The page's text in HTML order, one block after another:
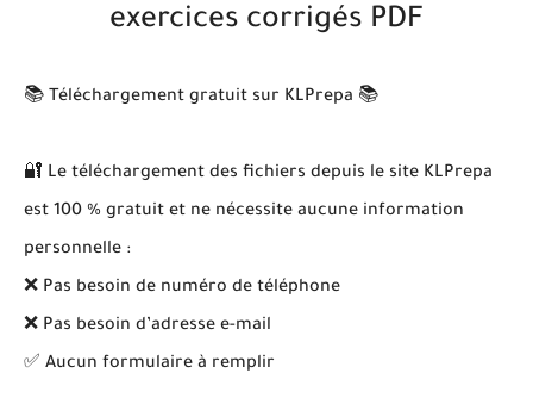
exercices corrigés PDF
📚 Téléchargement gratuit sur KLPrepa 📚
🔐 Le téléchargement des fichiers depuis le site KLPrepa
est 100 % gratuit et ne nécessite aucune information
personnelle :
❌ Pas besoin de numéro de téléphone
❌ Pas besoin d’adresse e-mail
✅ Aucun formulaire à remplir